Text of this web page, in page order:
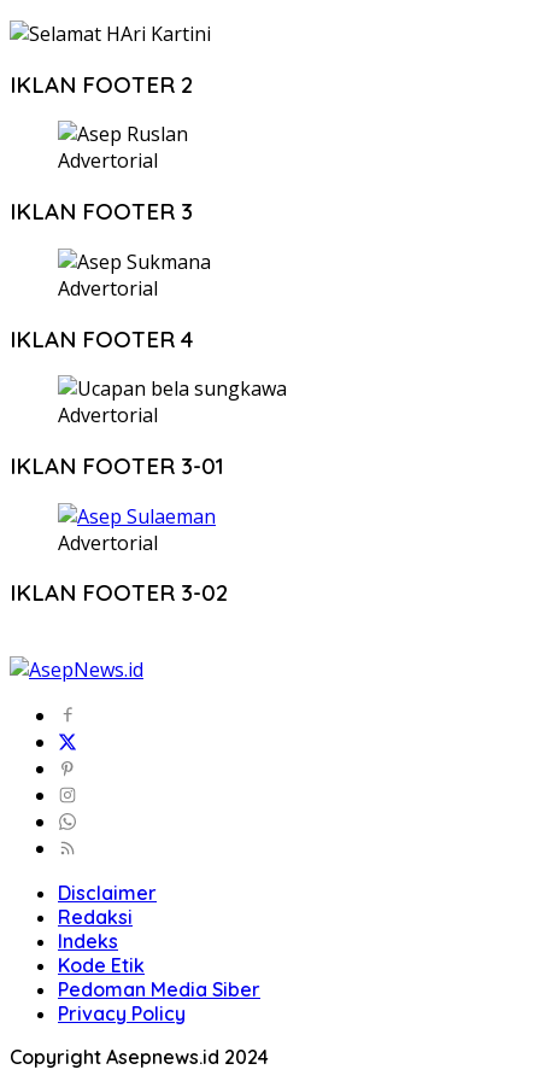
IKLAN FOOTER 2
Advertorial
IKLAN FOOTER 3
Advertorial
IKLAN FOOTER 4
Advertorial
IKLAN FOOTER 3-01
Advertorial
IKLAN FOOTER 3-02
Disclaimer
Redaksi
Indeks
Kode Etik
Pedoman Media Siber
Privacy Policy
Copyright Asepnews.id 2024